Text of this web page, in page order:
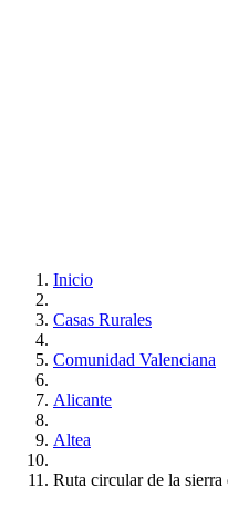
Inicio
Casas Rurales
Comunidad Valenciana
Alicante
Altea
Ruta circular de la sierra